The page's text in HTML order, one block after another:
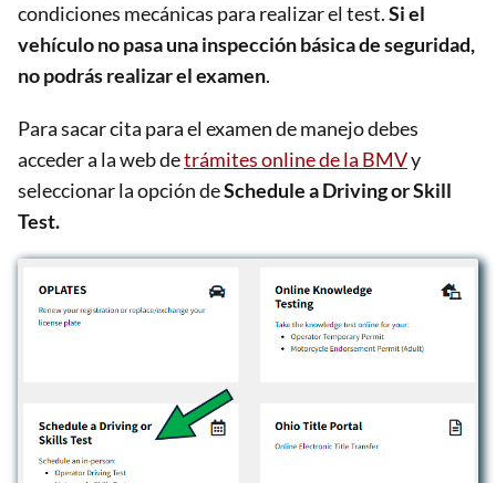
condiciones mecánicas para realizar el test.Si el
vehículo no pasa una inspección básica de seguridad,
no podrás realizar el examen.
Para sacar cita para el examen de manejo debes
acceder a la web detrámites online de la BMVy
seleccionar la opción deSchedule a Driving or Skill
Test.